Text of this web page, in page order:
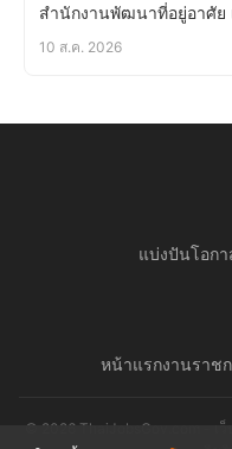
สำนักงานพัฒนาที่อยู่อาศัย
10 ส.ค. 2026
แบ่งปันโอก
หน้าแรกงานราช
© 2026 ThaiJobsGov.com - เว็